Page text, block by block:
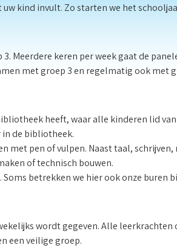
kind invult. Zo starten we het
Meerdere keren per week gaat de
met groep 3 en regelmatig ook met
heeft, waar alle kinderen lid
in de bibliotheek.
pen of vulpen. Naast taal,
of technisch bouwen.
betrekken we hier ook onze buren
wordt gegeven. Alle
een veilige groep.